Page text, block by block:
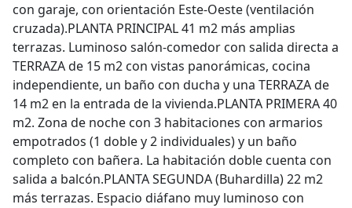
con garaje, con orientación Este-Oeste (ventilación
cruzada).PLANTA PRINCIPAL 41 m2 más amplias
terrazas. Luminoso salón-comedor con salida directa a
TERRAZA de 15 m2 con vistas panorámicas, cocina
independiente, un baño con ducha y una TERRAZA de
14 m2 en la entrada de la vivienda.PLANTA PRIMERA 40
m2. Zona de noche con 3 habitaciones con armarios
empotrados (1 doble y 2 individuales) y un baño
completo con bañera. La habitación doble cuenta con
salida a balcón.PLANTA SEGUNDA (Buhardilla) 22 m2
más terrazas. Espacio diáfano muy luminoso con